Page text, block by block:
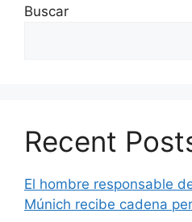
Buscar
Recent
El hombre responsable
Múnich recibe cadena